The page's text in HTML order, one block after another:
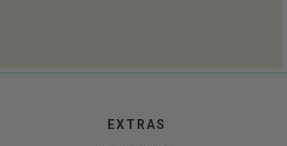
EXTRAS